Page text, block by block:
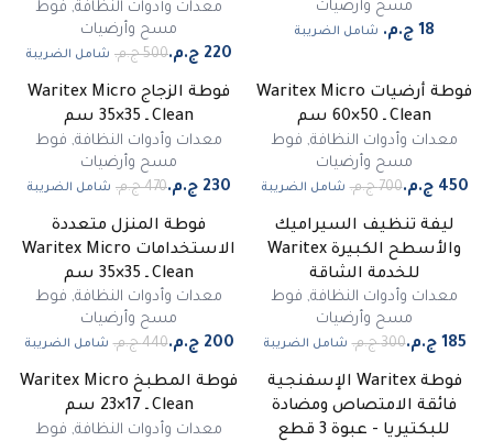
مسح وأرضيات
شامل الضريبة
معدات وأدوات النظافة, فوط
مسح وأرضيات
شامل الضريبة
%
فوطة أرضيات Waritex Micro
Clean ـ 50×60 سم
معدات وأدوات النظافة, فوط
مسح وأرضيات
‏700 ج.م.‏ شامل الضريبة
51%
فوطة الزجاج Waritex Micro
Clean ـ 35×35 سم
معدات وأدوات النظافة, فوط
مسح وأرضيات
شامل الضريبة
38
مميز
ليفة تنظيف السيراميك
والأسطح الكبيرة Waritex
للخدمة الشاقة
معدات وأدوات النظافة, فوط
مسح وأرضيات
‏300 ج.م.‏ شامل الضريبة
فوطة المنزل متعددة
الاستخدامات Waritex Micro
Clean ـ 35×35 سم
معدات وأدوات النظافة, فوط
مسح وأرضيات
‏440 ج.م.‏ شامل الضريبة
51%
فوطة Waritex الإسفنجية
فائقة الامتصاص ومضادة
للبكتيريا - عبوة 3 قطع
%
فوطة المطبخ Waritex Micro
Clean ـ 17×23 سم
معدات وأدوات النظافة, فوط